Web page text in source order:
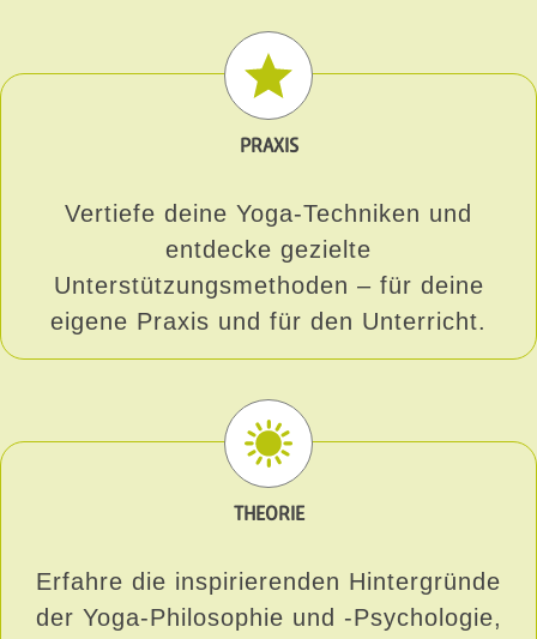
PRAXIS
Vertiefe deine Yoga-Techniken und
entdecke gezielte
Unterstützungsmethoden – für deine
eigene Praxis und für den Unterricht.
THEORIE
Erfahre die inspirierenden Hintergründe
der Yoga-Philosophie und -Psychologie,